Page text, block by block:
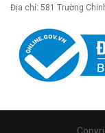
Địa chỉ: 581 Trường